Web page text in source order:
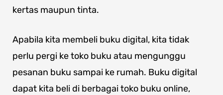
kertas maupun tinta.
Apabila kita membeli buku digital, kita tidak
perlu pergi ke toko buku atau mengunggu
pesanan buku sampai ke rumah. Buku digital
dapat kita beli di berbagai toko buku online,